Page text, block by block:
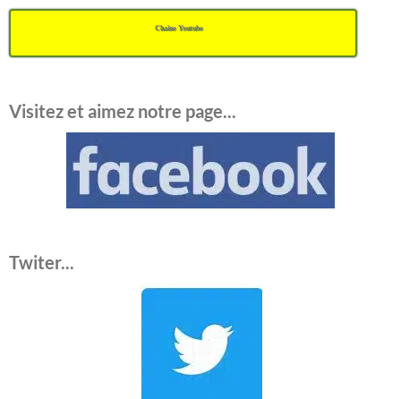
Chaîne Youtube
Visitez et aimez notre page...
Twiter...